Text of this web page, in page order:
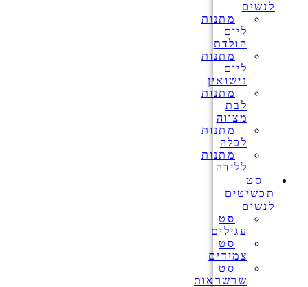
לנשים
מתנות
ליום
הולדת
מתנות
ליום
נישואין
מתנות
לבת
מצווה
מתנות
לכלה
מתנות
ללידה
סט
תכשיטים
לנשים
סט
עגילים
סט
צמידים
סט
שרשראות